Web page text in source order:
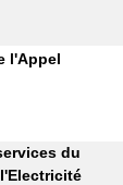
l'Appel
du